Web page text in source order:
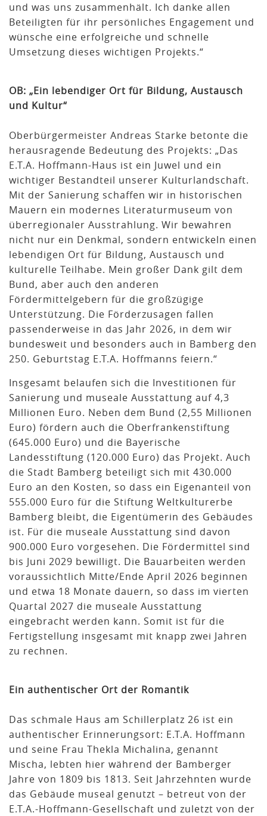
und was uns zusammenhält. Ich danke allen
Beteiligten für ihr persönliches Engagement und
wünsche eine erfolgreiche und schnelle
Umsetzung dieses wichtigen Projekts.“
OB: „Ein lebendiger Ort für Bildung, Austausch
und Kultur“
Oberbürgermeister Andreas Starke betonte die
herausragende Bedeutung des Projekts: „Das
E.T.A. Hoffmann-Haus ist ein Juwel und ein
wichtiger Bestandteil unserer Kulturlandschaft.
Mit der Sanierung schaffen wir in historischen
Mauern ein modernes Literaturmuseum von
überregionaler Ausstrahlung. Wir bewahren
nicht nur ein Denkmal, sondern entwickeln einen
lebendigen Ort für Bildung, Austausch und
kulturelle Teilhabe. Mein großer Dank gilt dem
Bund, aber auch den anderen
Fördermittelgebern für die großzügige
Unterstützung. Die Förderzusagen fallen
passenderweise in das Jahr 2026, in dem wir
bundesweit und besonders auch in Bamberg den
250. Geburtstag E.T.A. Hoffmanns feiern.“
Insgesamt belaufen sich die Investitionen für
Sanierung und museale Ausstattung auf 4,3
Millionen Euro. Neben dem Bund (2,55 Millionen
Euro) fördern auch die Oberfrankenstiftung
(645.000 Euro) und die Bayerische
Landesstiftung (120.000 Euro) das Projekt. Auch
die Stadt Bamberg beteiligt sich mit 430.000
Euro an den Kosten, so dass ein Eigenanteil von
555.000 Euro für die Stiftung Weltkulturerbe
Bamberg bleibt, die Eigentümerin des Gebäudes
ist. Für die museale Ausstattung sind davon
900.000 Euro vorgesehen. Die Fördermittel sind
bis Juni 2029 bewilligt. Die Bauarbeiten werden
voraussichtlich Mitte/Ende April 2026 beginnen
und etwa 18 Monate dauern, so dass im vierten
Quartal 2027 die museale Ausstattung
eingebracht werden kann. Somit ist für die
Fertigstellung insgesamt mit knapp zwei Jahren
zu rechnen.
Ein authentischer Ort der Romantik
Das schmale Haus am Schillerplatz 26 ist ein
authentischer Erinnerungsort: E.T.A. Hoffmann
und seine Frau Thekla Michalina, genannt
Mischa, lebten hier während der Bamberger
Jahre von 1809 bis 1813. Seit Jahrzehnten wurde
das Gebäude museal genutzt – betreut von der
E.T.A.-Hoffmann-Gesellschaft und zuletzt von der